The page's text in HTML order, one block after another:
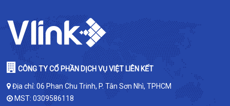
CÔNG TY CỔ PHẦN DỊCH VỤ VIỆT LIÊN KẾT
Địa chỉ: 06 Phan Chu Trinh, P. Tân Sơn Nhì, TPHCM
MST: 0309586118